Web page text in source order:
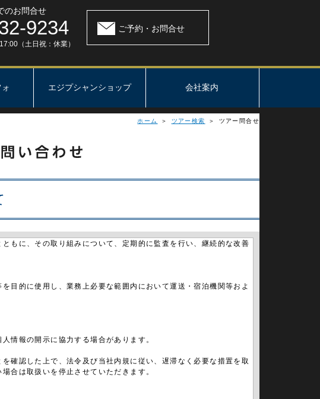
のお問合せ
9234
（土日祝：休業）
ご予約・お問合せ
エジプシャンショップ 会社案内
ホーム ＞ ツアー検索 ＞ ツアー問合せ
もに、その取り組みについて、定期的に監査を行い、継続的な改善
目的に使用し、業務上必要な範囲内において運送・宿泊機関等およ
情報の開示に協力する場合があります。
確認した上で、法令及び当社内規に従い、遅滞なく必要な措置を取
合は取扱いを停止させていただきます。